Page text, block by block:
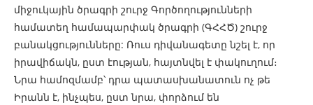
միջուկային ծրագրի շուրջ Գործողությունների
համատեղ համապարփակ ծրագրի (ԳՀՀԾ) շուրջ
բանակցությունները: Ռուս դիվանագետը նշել է, որ
իրավիճակն, ըստ էության, հայտնվել է փակուղում։
Նրա համոզմամբ՝ դրա պատասխանատուն ոչ թե
Իրանն է, ինչպես, ըստ նրա, փորձում են